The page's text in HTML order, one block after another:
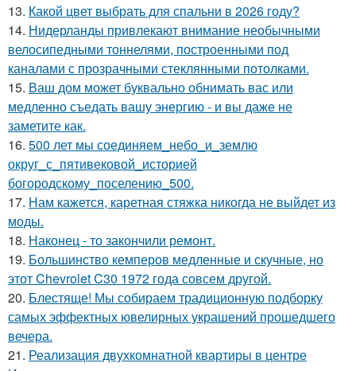
13. Какой цвет выбрать для спальни в 2026 году?
14. Нидерланды привлекают внимание необычными
велосипедными тоннелями, построенными под
каналами с прозрачными стеклянными потолками.
15. Ваш дом может буквально обнимать вас или
медленно съедать вашу энергию - и вы даже не
заметите как.
16. 500 лет мы соединяем_небо_и_землю
округ_с_пятивековой_историей
богородскому_поселению_500.
17. Нам кажется, каретная стяжка никогда не выйдет из
моды.
18. Наконец - то закончили ремонт.
19. Большинство кемперов медленные и скучные, но
этот Chevrolet C30 1972 года совсем другой.
20. Блестяще! Мы собираем традиционную подборку
самых эффектных ювелирных украшений прошедшего
вечера.
21. Реализация двухкомнатной квартиры в центре